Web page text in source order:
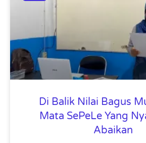
Di Balik Nilai Bagus
Mata SePeLe Yang
Abaikan